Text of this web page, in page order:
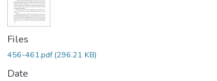
Files
456-461.pdf(296.21 KB)
Date